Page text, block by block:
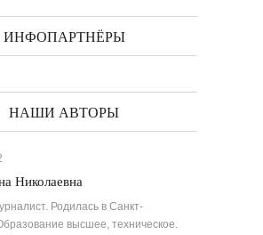
ИНФОПАРТНЁРЫ
НАШИ АВТОРЫ
Николаевна
Родилась в Санкт-
высшее, техническое.